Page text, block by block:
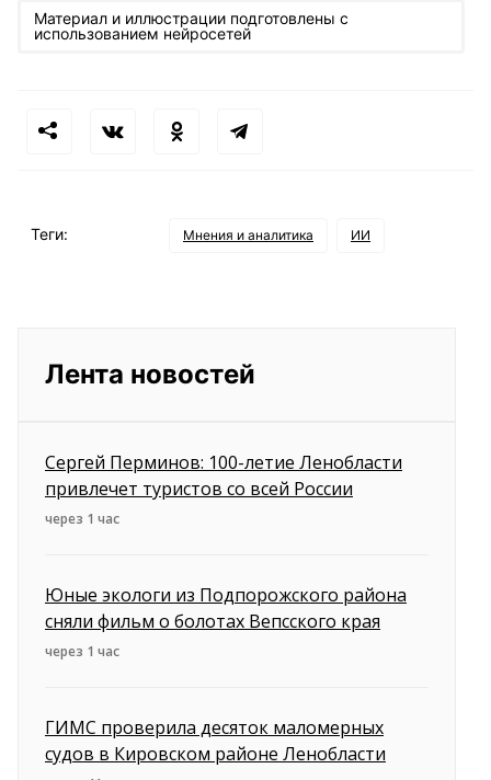
Материал и иллюстрации подготовлены с
использованием нейросетей
Теги: Мнения и аналитика ИИ
Лента новостей
Сергей Перминов: 100-летие Ленобласти
привлечет туристов со всей России
через 1 час
Юные экологи из Подпорожского района
сняли фильм о болотах Вепсского края
через 1 час
ГИМС проверила десяток маломерных
судов в Кировском районе Ленобласти